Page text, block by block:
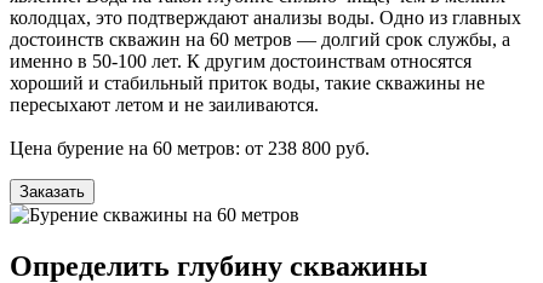
колодцах, это подтверждают анализы воды. Одно из главных
достоинств скважин на 60 метров — долгий срок службы, а
именно в 50-100 лет. К другим достоинствам относятся
хороший и стабильный приток воды, такие скважины не
пересыхают летом и не заиливаются.
Цена бурение на 60 метров: от 238 800 руб.
Заказать
Определить глубину скважины